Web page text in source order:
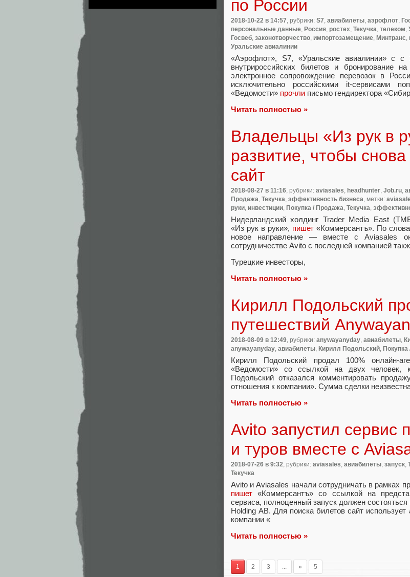
по России
2018-10-22 в 14:57, рубрики: S7, авиабилеты, аэрофлот,
персональные данные, Россия, ростех, Текучка, телеком,
Госвеб, законотворчество, импортозамещение, Минтранс,
Уральские авиалинии
«Аэрофлот», S7,
«Уральские авиалинии» с с
внутрироссийских билетов и бронирование
электронное сопровождение перевозок в
исключительно российскими it-сервисами
«Ведомости» прочли письмо гендиректора «
Читать полностью »
Владельцы «Из рук в
развитие, чтобы
сайт
2018-08-27 в 11:16, рубрики: aviasales, headhunter, Job.ru,
Продажа, Текучка, эффективность бизнеса, метки:
руки, инвестиции, Покупка / Продажа, Текучка,
Нидерландский холдинг Trader Media East (
«Из рук в руки», пишет «Коммерсантъ». По
новое направление — вместе с Aviasales
сотрудничестве Avito с последней компанией
Турецкие инвесторы,
Читать полностью »
Кирилл Подольский
путешествий
2018-08-09 в 12:49, рубрики: anywayanyday, авиабилеты,
anywayanyday, авиабилеты, Кирилл Подольский,
Кирилл Подольский продал 100% онлайн-
«Ведомости» со ссылкой на двух человек,
Подольский отказался комментировать продажу
отношения к компании». Сумма сделки
Читать полностью »
Avito запустил сервис
и туров вместе с
2018-07-26 в 9:32, рубрики: aviasales, авиабилеты, запуск,
Текучка
Avito и Aviasales начали сотрудничать в рамках
пишет «Коммерсантъ» со ссылкой на
сервиса, полноценный запуск должен состояться
Holding AB. Для поиска билетов сайт использует
компании «
Читать полностью »
1 2 3 ... » 5